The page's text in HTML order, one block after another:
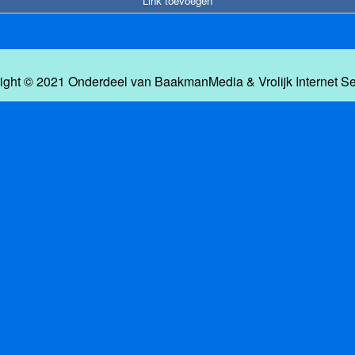
© 2021 Onderdeel van BaakmanMedia& Vrolijk Internet